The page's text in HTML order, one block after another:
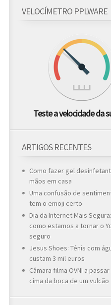
VELOCÍMETRO PPLWARE
Teste a velocidade da
ARTIGOS RECENTES
Como fazer gel
mãos em casa
Uma confusão de
tem o emoji certo
Dia da Internet Mais
como estamos a tornar o
seguro
Jesus Shoes: Ténis com
custam 3 mil euros
Câmara filma OVNI a
cima da boca de um vulcão